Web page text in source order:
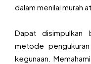
dalam menilai murah
Dapat disimpulkan
metode
kegunaan.